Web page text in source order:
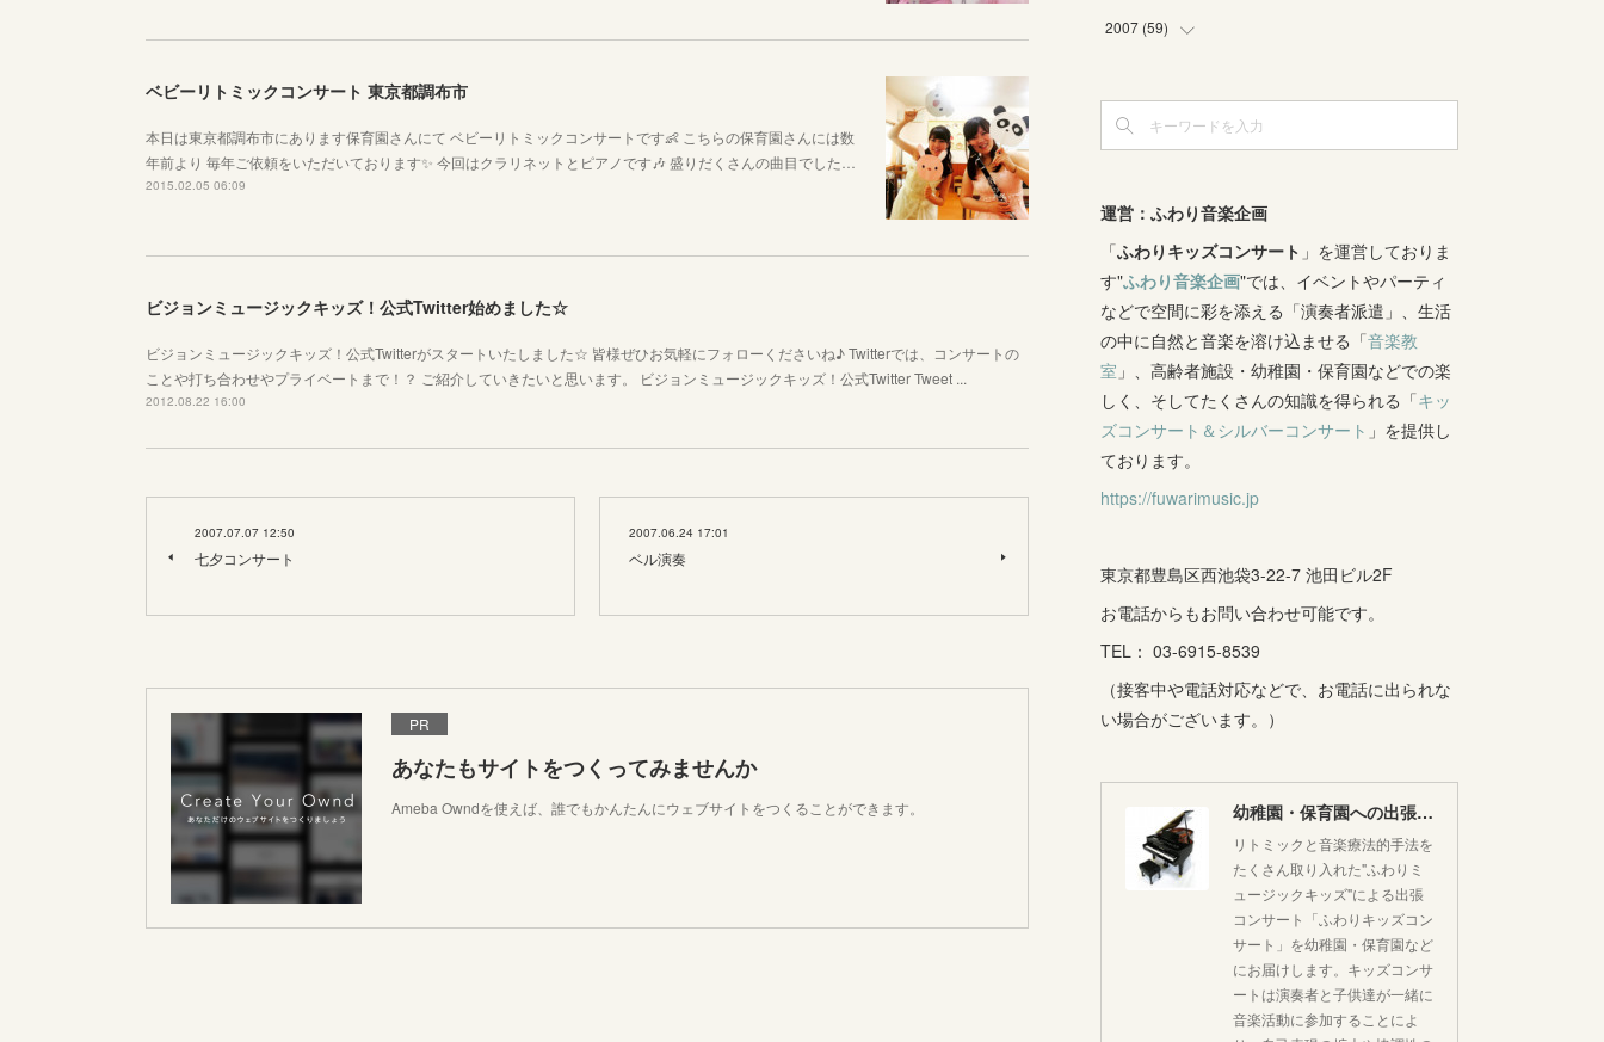
ベビーリトミックコンサート 東京都調布市
本日は東京都調布市にあります保育園さんにて ベビーリトミックコンサートです👶 こちらの保育園さんには数
年前より 毎年ご依頼をいただいております✨ 今回はクラリネットとピアノです🎶 盛りだくさんの曲目でした…
2015.02.05 06:09
ビジョンミュージックキッズ！公式Twitter始めました☆
ビジョンミュージックキッズ！公式Twitterがスタートいたしました☆ 皆様ぜひお気軽にフォローくださいね♪ Twitterでは、コンサートの
ことや打ち合わせやプライベートまで！？ ご紹介していきたいと思います。 ビジョンミュージックキッズ！公式Twitter Tweet ...
2012.08.22 16:00
2007.07.07 12:50
七夕コンサート
2007.06.24 17:01
ベル演奏
PR
あなたもサイトをつくってみませんか
Ameba Owndを使えば、誰でもかんたんにウェブサイトをつくることができます。
(2
(1
(3
(6)
( 1)
(3
(2)
(1
(8)
(
( 9)
(1 )
(6)
(5)
(9
(4)
(
(8)
(8 )
(3)
(7)
( )
(10
(16
)
(12)
(
(5)
(8)
(6)
(4)
(5)
(2 )
(3)
2007 (59)
(3)
(
(4)
(5)
(7)
(9)
(14)
(3 )
運営：ふわり音楽企画
「ふわりキッズコンサート 」を運営しておりま
す"ふわり音楽企画"では、イベントやパーティ
などで空間に彩を添える「演奏者派遣」、生活
の中に自然と音楽を溶け込ませる「音楽教
室 」、高齢者施設・幼稚園・保育園などでの楽
しく、そしてたくさんの知識を得られる「キッ
ズコンサート＆シルバーコンサート 」を提供し
ております。
https://fuwarimusic.jp
東京都豊島区西池袋3-22-7 池田ビル2F
お電話からもお問い合わせ可能です。
TEL： 03-6915-8539
（接客中や電話対応などで、お電話に出られな
い場合がございます。）
幼稚園・保育園への出張コンサートはいかがですか♪
リトミックと音楽療法的手法を
たくさん取り入れた"ふわりミ
ュージックキッズ"による出張
コンサート「ふわりキッズコン
サート」を幼稚園・保育園など
にお届けします。キッズコンサ
ートは演奏者と子供達が一緒に
音楽活動に参加することによ